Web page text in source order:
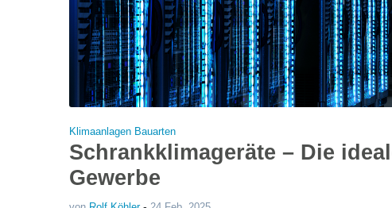
Klimaanlagen Bauarten
Schrankklimageräte – Die
Gewerbe